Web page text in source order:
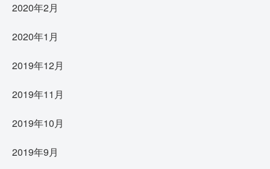
2020年2月
2020年1月
2019年12月
2019年11月
2019年10月
2019年9月